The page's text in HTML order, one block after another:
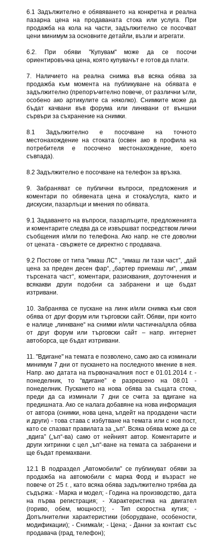
6.1 Задължително е обявяването на конкретна и реална
пазарна цена на продаваната стока или услуга. При
продажба на кола на части, задължително се посочват
цени минимум за основните детайли, възли и агрегати.
6.2. При обяви "Купувам" може да се посочи
ориентировъчна цена, която купувачът е готов да плати.
7. Наличието на реална снимка във всяка обява за
продажба към момента на публикуване на обявата е
задължително (препоръчително повече, от различни ъгли,
особено ако артикулите са няколко). Снимките може да
бъдат качвани във форума или линквани от външни
сървъри за съхранение на снимки.
8.1 Задължително е посочване на точното
местонахождение на стоката (освен ако в профила на
потребителя е посочено местонахождение, което
съвпада).
8.2 Задължително е посочване на телефон за връзка.
9. Забраняват се публични въпроси, предложения и
коментари по обявената цена и стока/услуга, както и
дискусии, пазарлъци и мнения по обявата.
9.1 Задаването на въпроси, пазарлъците, предложенията
и коментарите следва да се извършват посредством лични
съобщения и/или по телефона. Ако напр. не сте доволни
от цената - свържете се директно с продавача.
9.2 Постове от типа "имаш ЛС" , “имаш ли тази част”, „дай
цена за преден десен фар“, „бартер приемаш ли“, „имам
търсената част“, коментари, разисквания, доуточнения и
всякакви други подобни са забранени и ще бъдат
изтривани.
10. Забранява се пускане на линк и/или снимка към своя
обява от друг форум или търговски сайт. Обяви, при които
е налице „линкване“ на снимки и/или частична/цяла обява
от друг форум или търговски сайт – напр. интернет
автоборса, ще бъдат изтривани.
11. "Вдигане" на темата е позволено, само ако са изминали
минимум 7 дни от пускането на последното мнение в нея.
Напр. ако датата на първоначалния пост е 01.01.2014 г. -
понеделник, то “вдигане” е разрешено на 08.01 -
понеделник. Пускането на нова обява за същата стока,
преди да са изминали 7 дни се счита за вдигане на
предишната. Ако се налага добавяне на нова информация
от автора (снимки, нова цена, ъпдейт на продадени части
и други) - това става с избутване на темата или с нов пост,
като се спазват правилата за „ъп“. Всяка обява може да се
„вдига” („ъп“-ва) само от нейният автор. Коментарите и
други хитринки с цел „ъп“-ване на темата са забранени и
ще бъдат премахвани.
12.1 В подраздел „Автомобили” се публикуват обяви за
продажба на автомобили с марка Форд и възраст не
повече от 25 г. , като всяка обява задължително трябва да
съдържа: - Марка и модел; - Година на производство, дата
на първа регистрация; - Характеристика на двигател
(гориво, обем, мощност); - Тип скоростна кутия; -
Допълнителни характеристики (оборудване, особености,
модификации); - Снимка/и; - Цена; - Данни за контакт със
продавача (град, телефон);